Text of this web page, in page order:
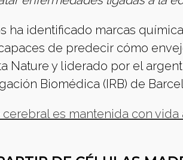
ha identificado marcas
de predecir cómo
Nature y liderado por el
Biomédica (IRB) de
es mantenida con